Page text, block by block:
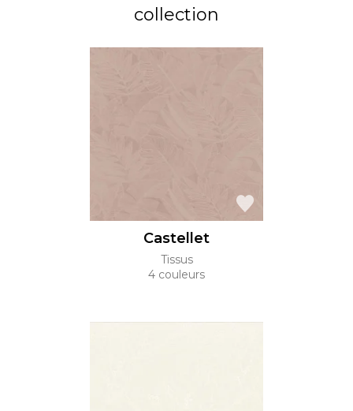
collection
Castellet
Tissus
4 couleurs